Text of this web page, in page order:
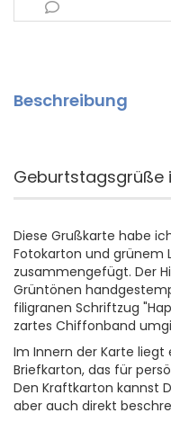
Beschreibung
Geburtstagsgrüße
Diese Grußkarte habe
Fotokarton und grünem
zusammengefügt. Der
Grüntönen
filigranen Schriftzug
zartes Chiffonband
Im Innern der Karte
Briefkarton, das für
Den Kraftkarton kannst
aber auch direkt